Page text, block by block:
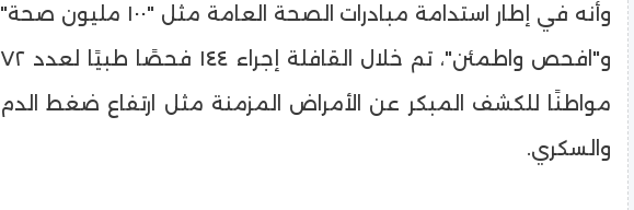
وأنه في إطار استدامة مبادرات الصحة العامة مثل "١٠٠ مليون صحة"
و"افحص واطمئن"، تم خلال القافلة إجراء ١٤٤ فحصًا طبيًا لعدد ٧٢
مواطنًا للكشف المبكر عن الأمراض المزمنة مثل ارتفاع ضغط الدم
والسكري.